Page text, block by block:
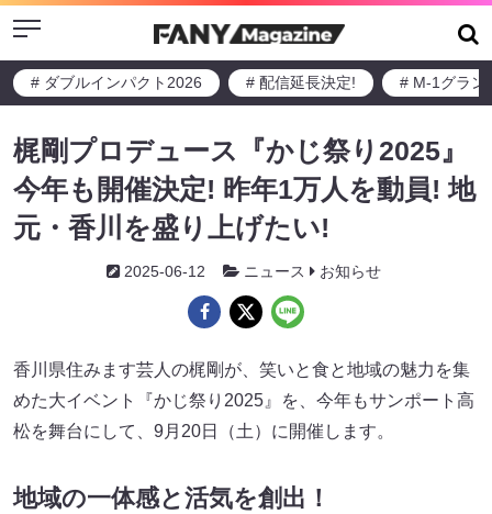
Menu
# ダブルインパクト2026 # 配信延長決定! # M-1グラン
梶剛プロデュース『かじ祭り2025』
今年も開催決定! 昨年1万人を動員! 地
元・香川を盛り上げたい!
2025-06-12 ニュース お知らせ
香川県住みます芸人の梶剛が、笑いと食と地域の魅力を集
めた大イベント『かじ祭り2025』を、今年もサンポート高
松を舞台にして、9月20日（土）に開催します。
地域の一体感と活気を創出！